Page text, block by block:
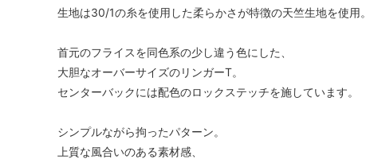
生地は30/1の糸を使用した柔らかさが特徴の天竺生地を使用。
首元のフライスを同色系の少し違う色にした、
大胆なオーバーサイズのリンガーT。
センターバックには配色のロックステッチを施しています。
シンプルながら拘ったパターン。
上質な風合いのある素材感、